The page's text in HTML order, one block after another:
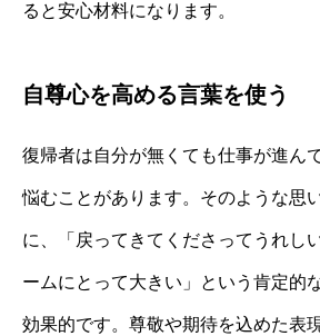
ると安心材料になります。
自尊心を高める言葉を使う
復帰者は自分が無くても仕事が進ん
悩むことがあります。そのような思
に、「戻ってきてくださってうれし
ームにとって大きい」という肯定的
効果的です。尊敬や期待を込めた表